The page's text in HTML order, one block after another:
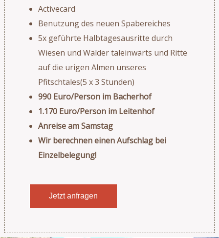
Activecard
Benutzung des neuen Spabereiches
5x geführte Halbtagesausritte durch
Wiesen und Wälder taleinwärts und Ritte
auf die urigen Almen unseres
Pfitschtales(5 x 3 Stunden)
990 Euro/Person im Bacherhof
1.170 Euro/Person im Leitenhof
Anreise am Samstag
Wir berechnen einen Aufschlag bei
Einzelbelegung!
Jetzt anfragen